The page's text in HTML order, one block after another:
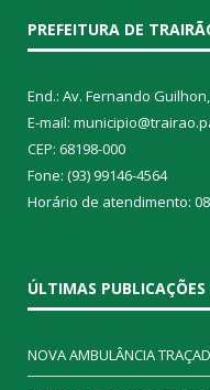
PREFEITURA DE
End.: Av. Fernando
E-mail:
CEP: 68198-000
Fone: (93) 99146-4564
Horário de atendimento:
ÚLTIMAS PUBLICAÇÕES
NOVA AMBULÂNCIA